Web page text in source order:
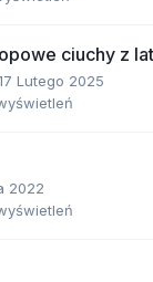
ciuchy z
Lutego 2025
2022